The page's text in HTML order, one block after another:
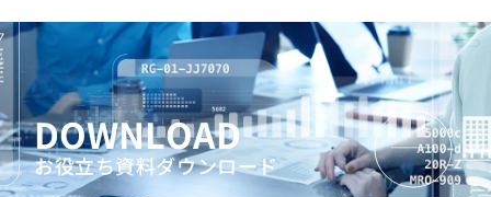
DOWNLOAD
お役立ち資料ダウンロード